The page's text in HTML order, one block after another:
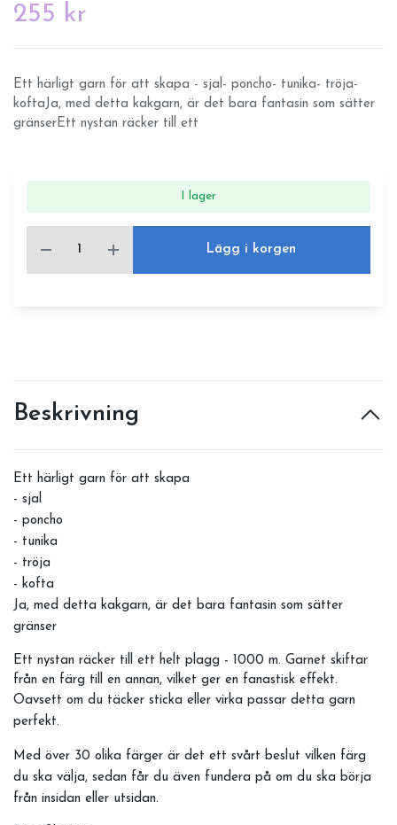
255 kr
Ett härligt garn för att skapa - sjal- poncho- tunika- tröja-
koftaJa, med detta kakgarn, är det bara fantasin som sätter
gränserEtt nystan räcker till ett
I lager
Lägg i korgen
Beskrivning
Ett härligt garn för att skapa
- sjal
- poncho
- tunika
- tröja
- kofta
Ja, med detta kakgarn, är det bara fantasin som sätter
gränser
Ett nystan räcker till ett helt plagg - 1000 m. Garnet skiftar
från en färg till en annan, vilket ger en fanastisk effekt.
Oavsett om du täcker sticka eller virka passar detta garn
perfekt.
Med över 30 olika färger är det ett svårt beslut vilken färg
du ska välja, sedan får du även fundera på om du ska börja
från insidan eller utsidan.